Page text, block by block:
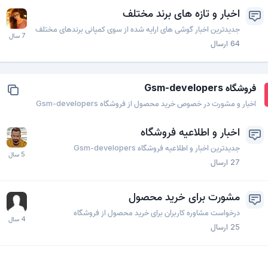
اخبار و تازه های برند مختلف
جدیدترین اخبار گوشی های ارایه شده از سوی کمپانی برندهای مختلف
64
ارسال
فروشگاه Gsm-developers
اخبار و مشورت در خصوص خرید محصول از فروشگاه Gsm-developers
اخبار و اطلاعیه فروشگاه
جدیدترین اخبار و اطلاعیه فروشگاه Gsm-developers
27
ارسال
مشورت برای خرید محصول
درخواست مشاوره کاربران برای خرید محصول از فروشگاه
25
ارسال